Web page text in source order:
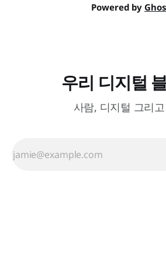
Powered by
우리 디지털
사람, 디지털 그리